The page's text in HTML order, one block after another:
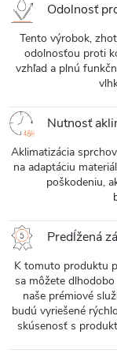
Odolnosť
Tento výrobok,
odolnosťou proti
vzhľad a plnú
Nutnosť
Aklimatizácia
na adaptáciu
poškodeniu,
Predĺžená
K tomuto produktu
sa môžete
naše prémiové
budú vyriešené
skúsenosť s